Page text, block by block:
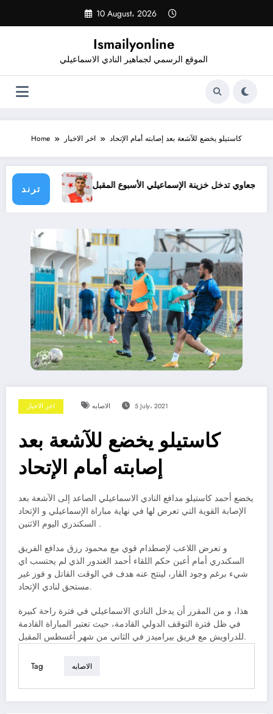
content
10 August، 2026
Ismailyonline
الموقع الرسمي لجماهير النادي الاسماعيلي
Home اخر الاخبار كاستيلو يخضع للآشعة بعد إصابته أمام الإتحاد
ترند إبراهيم النجعاوي تدخل خزينة الإسماعيلي الأسبوع المقبل
اخر الاخبار الاصابه 5 July، 2021
كاستيلو يخضع للآشعة بعد
إصابته أمام الإتحاد
يخضع أحمد كاستيلو مدافع النادي الاسماعيلي الصاعد إلى الآشعة بعد
الإصابة القوية التي تعرض لها في نهاية مباراة الإسماعيلي و الإتحاد
السكندري اليوم الاثنين .
و تعرض اللاعب لإصطدام قوي مع محمود رزق مدافع الفريق
السكندري أمام أعين حكم اللقاء أحمد الغندور الذي لم يحتسب اي
شيء برغم وجود الڤار، لينتج عنه هدف في الوقت القاتل و فوز غير
مستحق لنادي الإتحاد.
هذا، و من المقرر أن يدخل النادي الاسماعيلي في فترة راحة كبيرة
في ظل فترة التوقف الدولي القادمة، حيث تعتبر المباراة القادمة
للدراويش مع فريق بيراميدز في الثاني من شهر أغسطس المقبل.
Tag الاصابه